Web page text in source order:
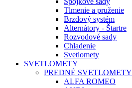
Tlmenie a pruženie
Brzdový systém
Alternátory - Štartre
Rozvodové sady
Chladenie
Svetlomety
SVETLOMETY
PREDNÉ SVETLOMETY
ALFA ROMEO